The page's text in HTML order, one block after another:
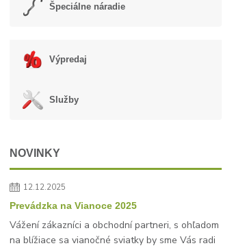
Špeciálne náradie
Výpredaj
Služby
NOVINKY
12.12.2025
Prevádzka na Vianoce 2025
Vážení zákazníci a obchodní partneri, s ohľadom
na blížiace sa vianočné sviatky by sme Vás radi